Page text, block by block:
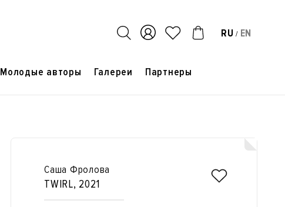
RU / EN
Молодые авторы Галереи Партнеры
Саша Фролова
TWIRL, 2021